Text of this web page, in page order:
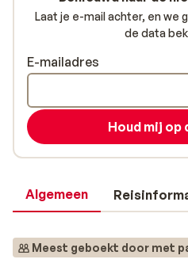
Algemeen
Meest geboekt door met
Laat je e-mail achter, en we
de data
E-mailadres
Houd mij op